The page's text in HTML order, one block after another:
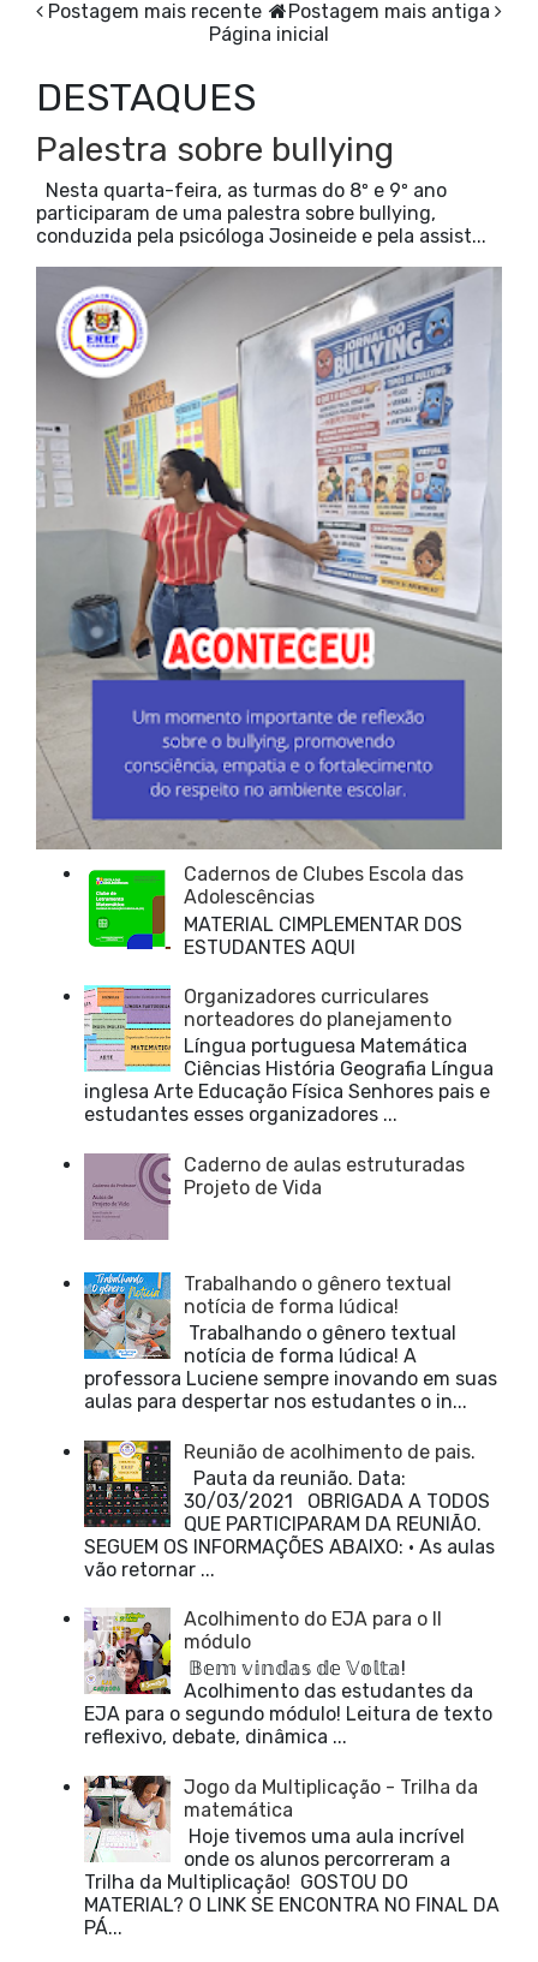
Postagem mais recente
Postagem mais antiga
Página inicial
DESTAQUES
Palestra sobre bullying
Nesta quarta-feira, as turmas do 8º e 9º ano
participaram de uma palestra sobre bullying,
conduzida pela psicóloga Josineide e pela assist...
Cadernos de Clubes Escola das
Adolescências
MATERIAL CIMPLEMENTAR DOS
ESTUDANTES AQUI
Organizadores curriculares
norteadores do planejamento
Língua portuguesa Matemática
Ciências História Geografia Língua
inglesa Arte Educação Física Senhores pais e
estudantes esses organizadores ...
Caderno de aulas estruturadas
Projeto de Vida
Trabalhando o gênero textual
notícia de forma lúdica!
Trabalhando o gênero textual
notícia de forma lúdica! A
professora Luciene sempre inovando em suas
aulas para despertar nos estudantes o in...
Reunião de acolhimento de pais.
Pauta da reunião. Data:
30/03/2021 OBRIGADA A TODOS
QUE PARTICIPARAM DA REUNIÃO.
SEGUEM OS INFORMAÇÕES ABAIXO: • As aulas
vão retornar ...
Acolhimento do EJA para o II
módulo
𝔹𝕖𝕞 𝕧𝕚𝕟𝕕𝕒𝕤 𝕕𝕖 𝕍𝕠𝕝𝕥𝕒!
Acolhimento das estudantes da
EJA para o segundo módulo! Leitura de texto
reflexivo, debate, dinâmica ...
Jogo da Multiplicação - Trilha da
matemática
Hoje tivemos uma aula incrível
onde os alunos percorreram a
Trilha da Multiplicação! GOSTOU DO
MATERIAL? O LINK SE ENCONTRA NO FINAL DA
PÁ...